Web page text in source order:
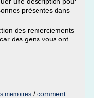
présentes dans
des remerciements
des gens vous ont
memoires / comment